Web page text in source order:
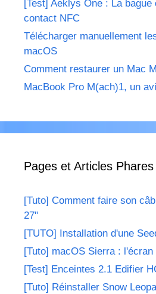
[Test] Aeklys One : La bague
contact NFC
Télécharger manuellement
macOS
Comment restaurer un Mac
MacBook Pro M(ach)1, un
Pages et Articles Phares
[Tuto] Comment faire son
27"
[TUTO] Installation d'une
[Tuto] macOS Sierra : l'écran
[Test] Enceintes 2.1 Edifier
[Tuto] Réinstaller Snow